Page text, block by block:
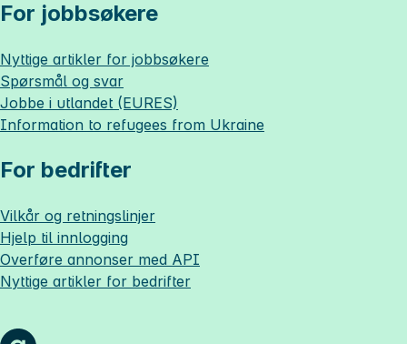
For jobbsøkere
Nyttige artikler for jobbsøkere
Spørsmål og svar
Jobbe i utlandet (EURES)
Information to refugees from Ukraine
For bedrifter
Vilkår og retningslinjer
Hjelp til innlogging
Overføre annonser med API
Nyttige artikler for bedrifter